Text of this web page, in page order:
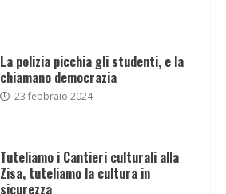
La polizia picchia gli studenti, e la
chiamano democrazia
23 febbraio 2024
Tuteliamo i Cantieri culturali alla
Zisa, tuteliamo la cultura in
sicurezza